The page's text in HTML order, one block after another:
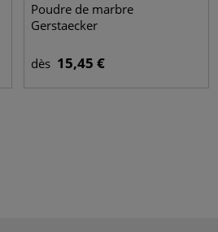
Poudre de marbre
Gerstaecker
dès 15,45 €